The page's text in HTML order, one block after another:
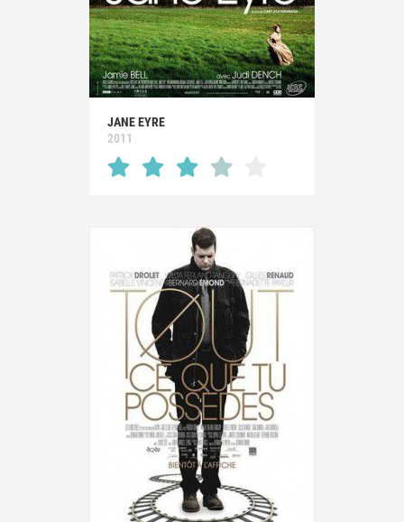
JANE EYRE
2011